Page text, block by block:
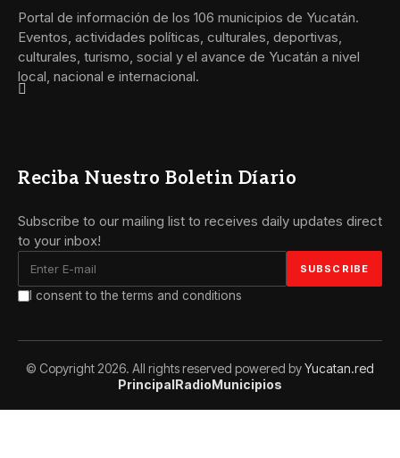
Portal de información de los 106 municipios de Yucatán.
Eventos, actividades políticas, culturales, deportivas,
culturales, turismo, social y el avance de Yucatán a nivel
local, nacional e internacional.
Reciba Nuestro Boletin Díario
Subscribe to our mailing list to receives daily updates direct
to your inbox!
I consent to the terms and conditions
© Copyright 2026. All rights reserved powered byYucatan.red
PrincipalRadioMunicipios